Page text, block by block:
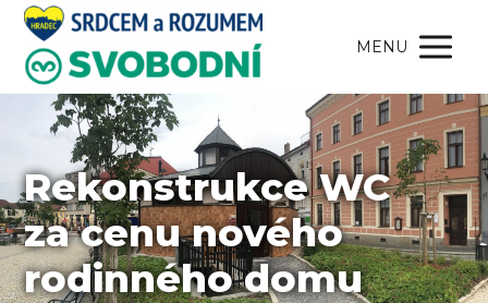
MENU
Rekonstrukce WC
za cenu nového
rodinného domu